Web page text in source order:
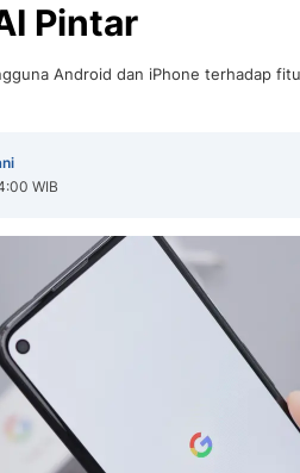
Pintar
Android dan iPhone terhadap
WIB